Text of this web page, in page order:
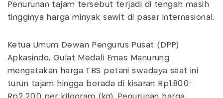
Penurunan tajam tersebut terjadi di tengah masih
tingginya harga minyak sawit di pasar internasional.
Ketua Umum Dewan Pengurus Pusat (DPP)
Apkasindo, Gulat Medali Emas Manurung
mengatakan harga TBS petani swadaya saat ini
turun tajam hingga berada di kisaran Rp1.800-